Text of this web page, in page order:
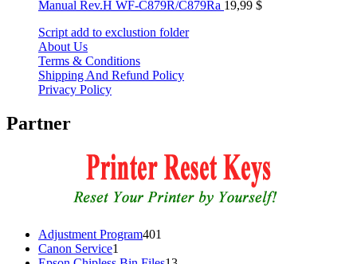
Manual Rev.H WF-C879R/C879Ra 19,99 $
Script add to exclustion folder
About Us
Terms & Conditions
Shipping And Refund Policy
Privacy Policy
Partner
Adjustment Program401
Canon Service1